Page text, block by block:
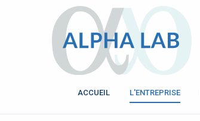
ACCUEIL L'ENTREPRISE